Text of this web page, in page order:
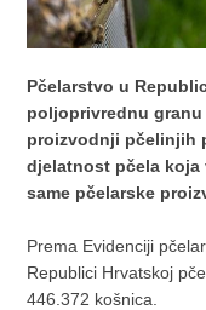
Pčelarstvo u
poljoprivrednu granu
proizvodnji pčelinjih
djelatnost pčela
same pčelarske
Prema Evidenciji
Republici Hrvatskoj
446.372 košnica.